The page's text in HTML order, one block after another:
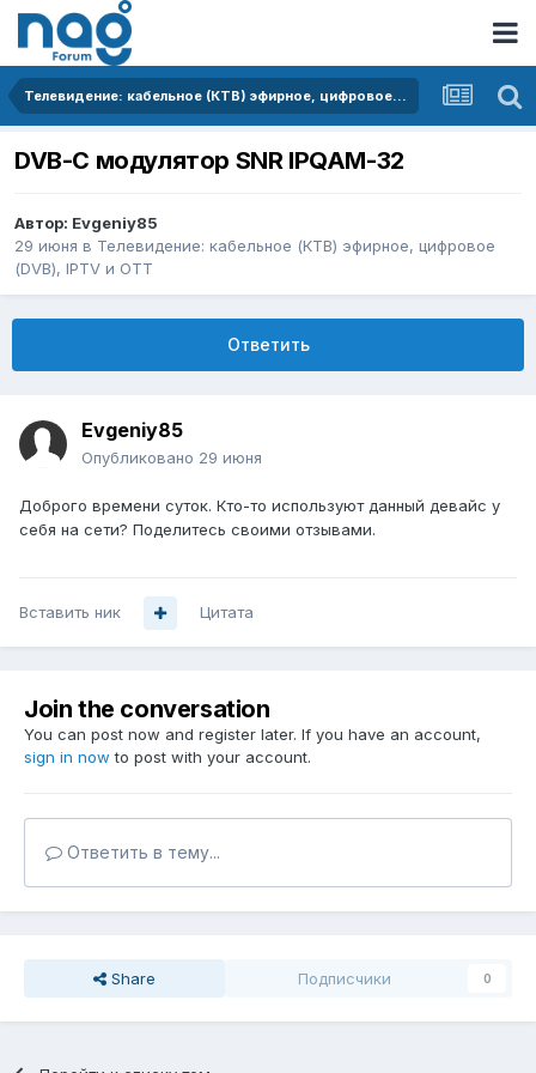
Телевидение: кабельное (КТВ) эфирное, цифровое (DVB), IPTV и OTT
DVB-C модулятор SNR IPQAM-32
Автор: Evgeniy85
29 июня в Телевидение: кабельное (КТВ) эфирное, цифровое
(DVB), IPTV и OTT
Ответить
Evgeniy85
Опубликовано 29 июня
Доброго времени суток. Кто-то используют данный девайс у
себя на сети? Поделитесь своими отзывами.
Вставить ник Цитата
Join the conversation
You can post now and register later. If you have an account,
sign in now to post with your account.
Ответить в тему...
Share Подписчики 0